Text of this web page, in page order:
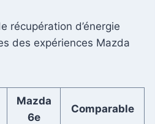
récupération d’énergie
des expériences Mazda
Mazda
6e
Comparable